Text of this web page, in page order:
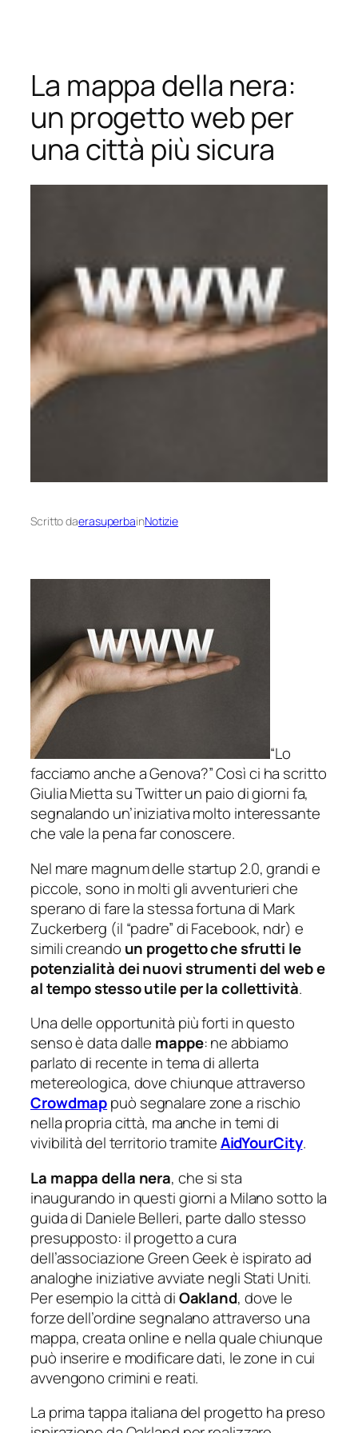
contenuto
La mappa della nera:
un progetto web per
una città più sicura
Scritto daerasuperbainNotizie
“Lo
facciamo anche a Genova?” Così ci ha scritto
Giulia Mietta su Twitter un paio di giorni fa,
segnalando un’iniziativa molto interessante
che vale la pena far conoscere.
Nel mare magnum delle startup 2.0, grandi e
piccole, sono in molti gliavventurieriche
sperano di fare la stessa fortuna di Mark
Zuckerberg (il “padre” di Facebook, ndr) e
simili creando un progetto che sfrutti le
potenzialità dei nuovi strumenti del web e
al tempo stesso utile per la collettività.
Una delle opportunità più forti in questo
senso è data dalle mappe: ne abbiamo
parlato di recente in tema di allerta
metereologica, dove chiunque attraverso
Crowdmappuò segnalare zone a rischio
nella propria città, ma anche in temi di
vivibilità del territorio tramiteAidYourCity.
La mappa della nera, che si sta
inaugurando in questi giorni a Milano sotto la
guida di Daniele Belleri, parte dallo stesso
presupposto: il progetto a cura
dell’associazione Green Geek è ispirato ad
analoghe iniziative avviate negli Stati Uniti.
Per esempio la città diOakland, dove le
forze dell’ordine segnalano attraverso una
mappa, creata online e nella quale chiunque
può inserire e modificare dati, le zone in cui
avvengono crimini e reati.
La prima tappa italiana del progetto ha preso